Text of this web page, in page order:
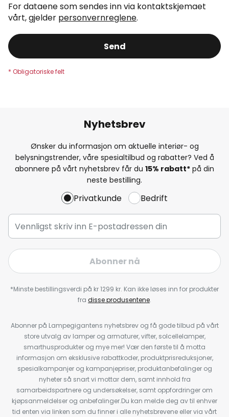
For dataene som sendes inn via kontaktskjemaet
vårt, gjelder personvernreglene.
Send
Nyhetsbrev
Ønsker du informasjon om aktuelle interiør- og
belysningstrender, våre spesialtilbud og rabatter? Ved å
abonnere på vårt nyhetsbrev får du 15% rabatt* på din
neste bestilling.
Privatkunde Bedrift
Abonner nå
*Minste bestillingsverdi på kr 1299 kr. Kan ikke løses inn for produkter
fra disse produsentene.
Abonner på Lampegigantens nyhetsbrev og få gode tilbud på vårt
store utvalg av lamper og armaturer, vifter, solcellelamper,
smarthusprodukter og mye mer! Vær den første til å motta
informasjon om eksklusive rabattkoder, produktprisreduksjoner,
spesialkampanjer og kampanjepriser, produktanbefalinger og
nyheter så snart vi mottar dem, samt innhold fra
samarbeidspartnere og undersøkelser, samt oppfordringer om
kjøpsanmeldelser og anbefalinger.Du kan melde deg av til enhver
tid enten via linken som du finner i alle nyhetsbrevene eller via vårt